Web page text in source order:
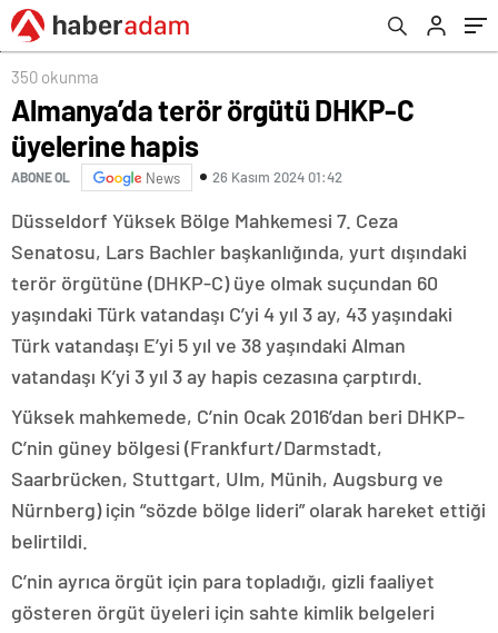
350 okunma
Almanya’da terör örgütü DHKP-C
üyelerine hapis
ABONE OL News 26 Kasım 2024 01:42
Düsseldorf Yüksek Bölge Mahkemesi 7. Ceza
Senatosu, Lars Bachler başkanlığında, yurt dışındaki
terör örgütüne (DHKP-C) üye olmak suçundan 60
yaşındaki Türk vatandaşı C’yi 4 yıl 3 ay, 43 yaşındaki
Türk vatandaşı E’yi 5 yıl ve 38 yaşındaki Alman
vatandaşı K’yi 3 yıl 3 ay hapis cezasına çarptırdı.
Yüksek mahkemede, C’nin Ocak 2016’dan beri DHKP-
C’nin güney bölgesi (Frankfurt/Darmstadt,
Saarbrücken, Stuttgart, Ulm, Münih, Augsburg ve
Nürnberg) için “sözde bölge lideri” olarak hareket ettiği
belirtildi.
C’nin ayrıca örgüt için para topladığı, gizli faaliyet
gösteren örgüt üyeleri için sahte kimlik belgeleri